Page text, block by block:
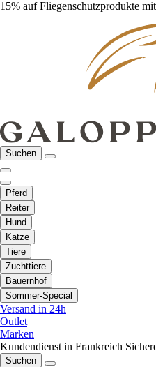
15% auf Fliegenschutzprodukte
Suchen
Pferd
Reiter
Hund
Katze
Tiere
Zuchttiere
Bauernhof
Sommer-Special
Versand in 24h
Outlet
Marken
Kundendienst in Frankreich
Suchen